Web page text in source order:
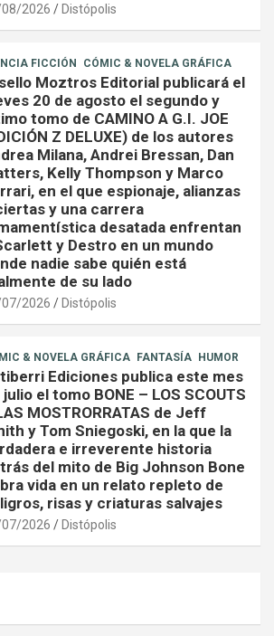
2026 Distópolis
FICCIÓN CÓMIC & NOVELA GRÁFICA
Moztros Editorial publicará el
20 de agosto el segundo y
tomo de CAMINO A G.I. JOE
Z DELUXE) de los autores
Milana, Andrei Bressan, Dan
Kelly Thompson y Marco
en el que espionaje, alianzas
y una carrera
desatada enfrentan
y Destro en un mundo
nadie sabe quién está
de su lado
2026 Distópolis
& NOVELA GRÁFICA FANTASÍA HUMOR
Ediciones publica este mes
julio el tomo BONE – LOS SCOUTS
MOSTRORRATAS de Jeff
y Tom Sniegoski, en la que la
e irreverente historia
del mito de Big Johnson Bone
vida en un relato repleto de
risas y criaturas salvajes
2026 Distópolis